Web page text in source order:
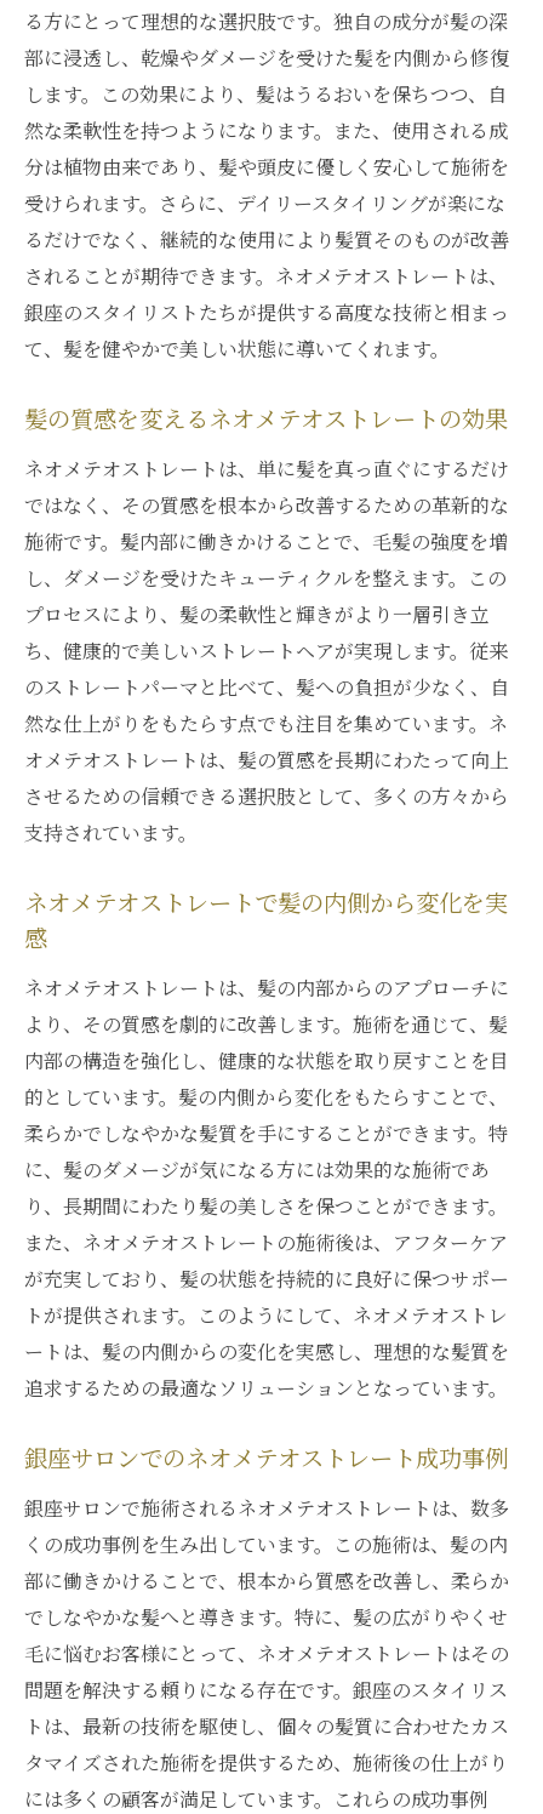
る方にとって理想的な選択肢です。独自の成分が髪の深
部に浸透し、乾燥やダメージを受けた髪を内側から修復
します。この効果により、髪はうるおいを保ちつつ、自
然な柔軟性を持つようになります。また、使用される成
分は植物由来であり、髪や頭皮に優しく安心して施術を
受けられます。さらに、デイリースタイリングが楽にな
るだけでなく、継続的な使用により髪質そのものが改善
されることが期待できます。ネオメテオストレートは、
銀座のスタイリストたちが提供する高度な技術と相まっ
て、髪を健やかで美しい状態に導いてくれます。
髪の質感を変えるネオメテオストレートの効果
ネオメテオストレートは、単に髪を真っ直ぐにするだけ
ではなく、その質感を根本から改善するための革新的な
施術です。髪内部に働きかけることで、毛髪の強度を増
し、ダメージを受けたキューティクルを整えます。この
プロセスにより、髪の柔軟性と輝きがより一層引き立
ち、健康的で美しいストレートヘアが実現します。従来
のストレートパーマと比べて、髪への負担が少なく、自
然な仕上がりをもたらす点でも注目を集めています。ネ
オメテオストレートは、髪の質感を長期にわたって向上
させるための信頼できる選択肢として、多くの方々から
支持されています。
ネオメテオストレートで髪の内側から変化を実
感
ネオメテオストレートは、髪の内部からのアプローチに
より、その質感を劇的に改善します。施術を通じて、髪
内部の構造を強化し、健康的な状態を取り戻すことを目
的としています。髪の内側から変化をもたらすことで、
柔らかでしなやかな髪質を手にすることができます。特
に、髪のダメージが気になる方には効果的な施術であ
り、長期間にわたり髪の美しさを保つことができます。
また、ネオメテオストレートの施術後は、アフターケア
が充実しており、髪の状態を持続的に良好に保つサポー
トが提供されます。このようにして、ネオメテオストレ
ートは、髪の内側からの変化を実感し、理想的な髪質を
追求するための最適なソリューションとなっています。
銀座サロンでのネオメテオストレート成功事例
銀座サロンで施術されるネオメテオストレートは、数多
くの成功事例を生み出しています。この施術は、髪の内
部に働きかけることで、根本から質感を改善し、柔らか
でしなやかな髪へと導きます。特に、髪の広がりやくせ
毛に悩むお客様にとって、ネオメテオストレートはその
問題を解決する頼りになる存在です。銀座のスタイリス
トは、最新の技術を駆使し、個々の髪質に合わせたカス
タマイズされた施術を提供するため、施術後の仕上がり
には多くの顧客が満足しています。これらの成功事例